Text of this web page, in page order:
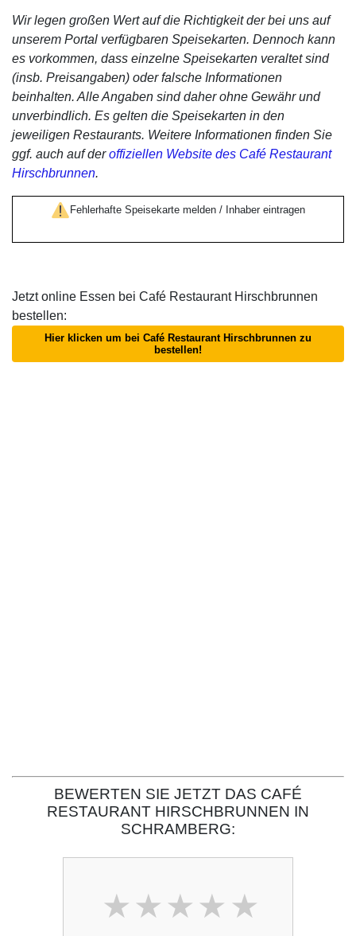
Wir legen großen Wert auf die Richtigkeit der bei uns auf
unserem Portal verfügbaren Speisekarten. Dennoch kann
es vorkommen, dass einzelne Speisekarten veraltet sind
(insb. Preisangaben) oder falsche Informationen
beinhalten. Alle Angaben sind daher ohne Gewähr und
unverbindlich. Es gelten die Speisekarten in den
jeweiligen Restaurants. Weitere Informationen finden Sie
ggf. auch auf deroffiziellen Website des Café Restaurant
Hirschbrunnen.
Fehlerhafte Speisekarte melden / Inhaber eintragen
Jetzt online Essen bei Café Restaurant Hirschbrunnen
bestellen:
Hier klicken um bei Café Restaurant Hirschbrunnen zu
bestellen!
BEWERTEN SIE JETZT DAS CAFÉ
RESTAURANT HIRSCHBRUNNEN IN
SCHRAMBERG: